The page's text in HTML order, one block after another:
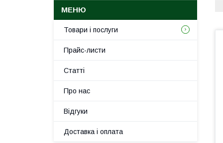
Товари і послуги
Прайс-листи
Статті
Про нас
Відгуки
Доставка і оплата